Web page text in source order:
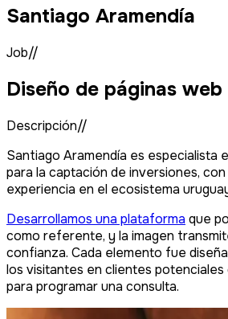
Santiago Aramendía
Job//
Diseño de páginas
Descripción//
Santiago Aramendía es especialista
para la captación de inversiones, con
experiencia en el ecosistema
Desarrollamos una plataforma que
como referente, y la imagen
confianza. Cada elemento fue
los visitantes en clientes potenciales
para programar una consulta.